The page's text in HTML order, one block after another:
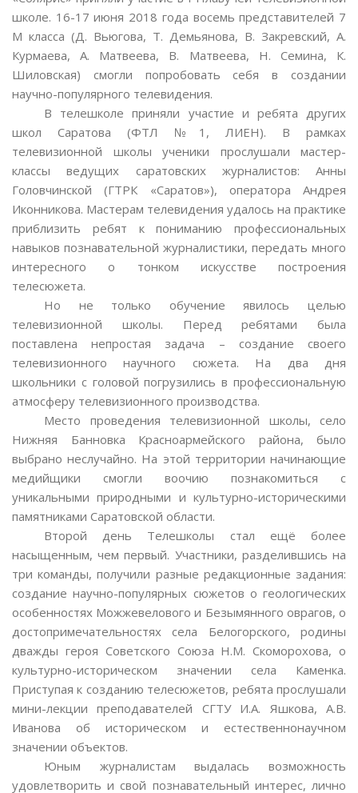
школе. 16-17 июня 2018 года восемь представителей 7
М класса (Д. Вьюгова, Т. Демьянова, В. Закревский, А.
Курмаева, А. Матвеева, В. Матвеева, Н. Семина, К.
Шиловская) смогли попробовать себя в создании
научно-популярного телевидения.
В телешколе приняли участие и ребята других
школ Саратова (ФТЛ №1, ЛИЕН). В рамках
телевизионной школы ученики прослушали мастер-
классы ведущих саратовских журналистов: Анны
Головчинской (ГТРК «Саратов»), оператора Андрея
Иконникова. Мастерам телевидения удалось на практике
приблизить ребят к пониманию профессиональных
навыков познавательной журналистики, передать много
интересного о тонком искусстве построения
телесюжета.
Но не только обучение явилось целью
телевизионной школы. Перед ребятами была
поставлена непростая задача – создание своего
телевизионного научного сюжета. На два дня
школьники с головой погрузились в профессиональную
атмосферу телевизионного производства.
Место проведения телевизионной школы, село
Нижняя Банновка Красноармейского района, было
выбрано неслучайно. На этой территории начинающие
медийщики смогли воочию познакомиться с
уникальными природными и культурно-историческими
памятниками Саратовской области.
Второй день Телешколы стал ещё более
насыщенным, чем первый. Участники, разделившись на
три команды, получили разные редакционные задания:
создание научно-популярных сюжетов о геологических
особенностях Можжевелового и Безымянного оврагов, о
достопримечательностях села Белогорского, родины
дважды героя Советского Союза Н.М. Скоморохова, о
культурно-историческом значении села Каменка.
Приступая к созданию телесюжетов, ребята прослушали
мини-лекции преподавателей СГТУ И.А. Яшкова, А.В.
Иванова об историческом и естественнонаучном
значении объектов.
Юным журналистам выдалась возможность
удовлетворить и свой познавательный интерес, лично